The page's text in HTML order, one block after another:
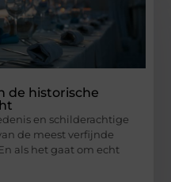
de historische
en schilderachtige
de meest verfijnde
als het gaat om echt